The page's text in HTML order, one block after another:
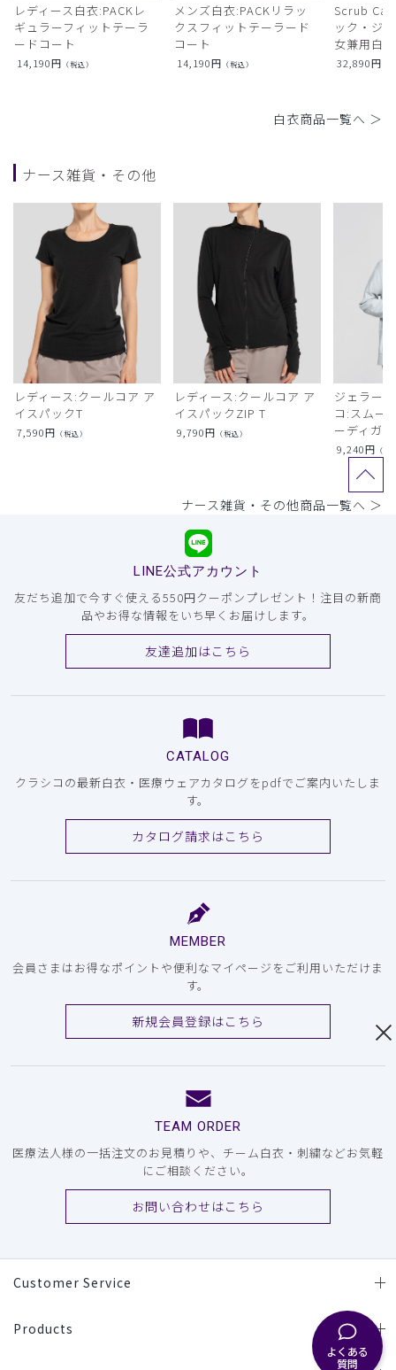
よくある
質問
レディース白衣:PACKレ
ギュラーフィットテーラ
ードコート
14,190円 （税込）
メンズ白衣:PACKリラッ
クスフィットテーラード
コート
14,190円 （税込）
Scrub
ック・ジ
女兼用白
32,890円
白衣商品一覧へ ＞
ナース雑貨・その他
レディース:クールコア ア
イスパックT
7,590円 （税込）
レディース:クールコア ア
イスパックZIP T
9,790円 （税込）
ジェラー
コ:スムー
ーディガン
9,240円 （税
ナース雑貨・その他商品一覧へ ＞
LINE公式アカウント
友だち追加で今すぐ使える550円クーポンプレゼント！注目の新商
品やお得な情報をいち早くお届けします。
友達追加はこちら
CATALOG
クラシコの最新白衣・医療ウェアカタログをpdfでご案内いたしま
す。
カタログ請求はこちら
MEMBER
会員さまはお得なポイントや便利なマイページをご利用いただけま
す。
新規会員登録はこちら
TEAM ORDER
医療法人様の一括注文のお見積りや、チーム白衣・刺繍などお気軽
にご相談ください。
お問い合わせはこちら
Customer Service
Products